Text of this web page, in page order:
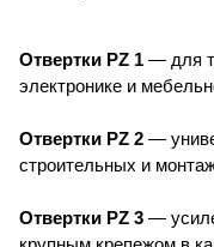
Отвертки PZ 1 — для
электронике и
Отвертки PZ 2 —
строительных и
Отвертки PZ 3 —